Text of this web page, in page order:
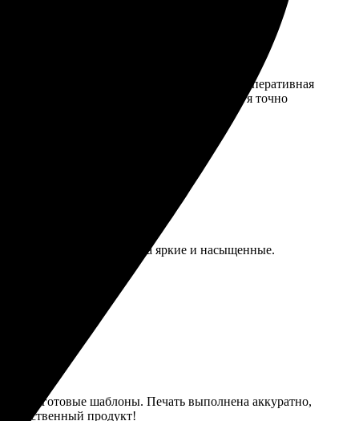
сама настроила макет. Все очень легко! Оперативная
всем, кто ценит качественные вещи. А я точно
Качество на высоте, цвета яркие и насыщенные.
есть готовые шаблоны. Печать выполнена аккуратно,
качественный продукт!